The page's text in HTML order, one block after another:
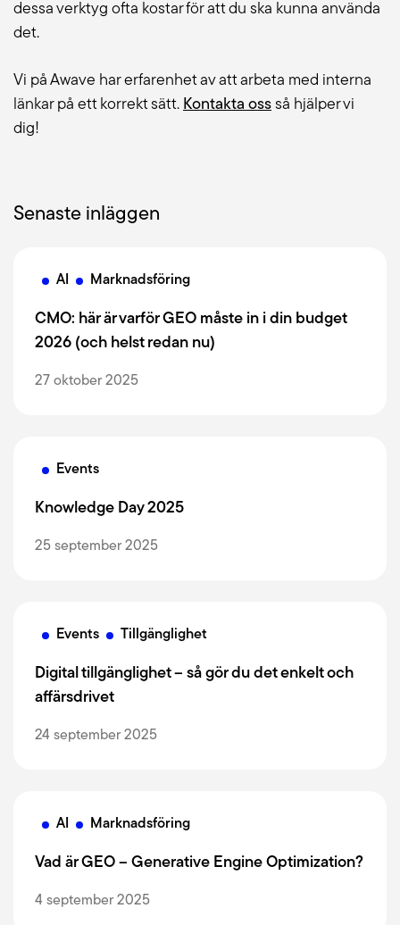
dessa verktyg ofta kostar för att du ska kunna använda
det.
Vi på Awave har erfarenhet av att arbeta med interna
länkar på ett korrekt sätt. Kontakta oss så hjälper vi
dig!
Senaste inläggen
AI Marknadsföring
CMO: här är varför GEO måste in i din budget
2026 (och helst redan nu)
27 oktober 2025
Events
Knowledge Day 2025
25 september 2025
Events Tillgänglighet
Digital tillgänglighet – så gör du det enkelt och
affärsdrivet
24 september 2025
AI Marknadsföring
Vad är GEO – Generative Engine Optimization?
4 september 2025